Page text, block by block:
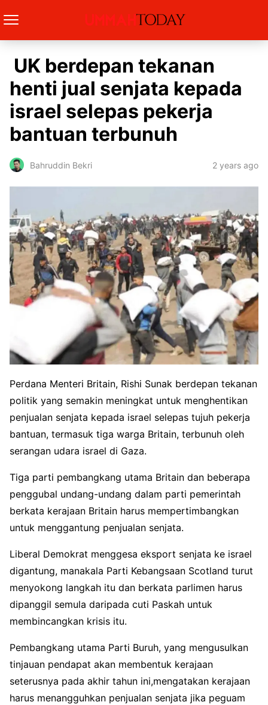
UK berdepan tekanan
henti jual senjata kepada
israel selepas pekerja
bantuan terbunuh
Bahruddin Bekri 2 years ago
Perdana Menteri Britain, Rishi Sunak berdepan tekanan
politik yang semakin meningkat untuk menghentikan
penjualan senjata kepada israel selepas tujuh pekerja
bantuan, termasuk tiga warga Britain, terbunuh oleh
serangan udara israel di Gaza.
Tiga parti pembangkang utama Britain dan beberapa
penggubal undang-undang dalam parti pemerintah
berkata kerajaan Britain harus mempertimbangkan
untuk menggantung penjualan senjata.
Liberal Demokrat menggesa eksport senjata ke israel
digantung, manakala Parti Kebangsaan Scotland turut
menyokong langkah itu dan berkata parlimen harus
dipanggil semula daripada cuti Paskah untuk
membincangkan krisis itu.
Pembangkang utama Parti Buruh, yang mengusulkan
tinjauan pendapat akan membentuk kerajaan
seterusnya pada akhir tahun ini,mengatakan kerajaan
harus menangguhkan penjualan senjata jika peguam